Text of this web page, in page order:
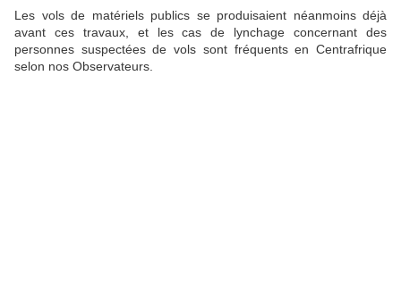
Les vols de matériels publics se produisaient néanmoins déjà
avant ces travaux, et les cas de lynchage concernant des
personnes suspectées de vols sont fréquents en Centrafrique
selon nos Observateurs.